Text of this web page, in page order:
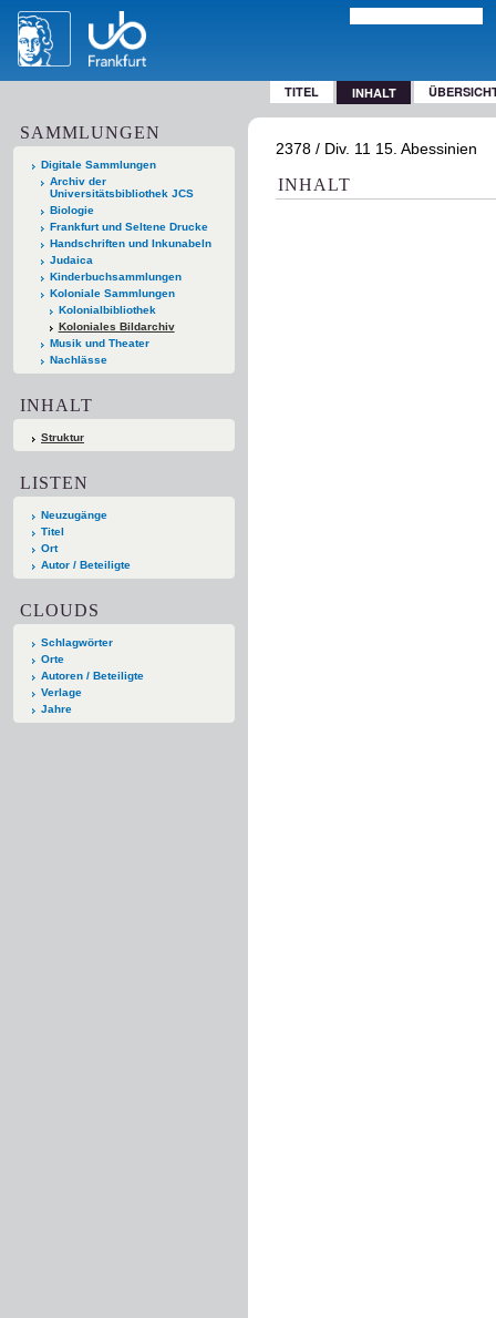
TITEL INHALT
SAMMLUNGEN
Digitale Sammlungen
Archiv der
Universitätsbibliothek JCS
Biologie
Frankfurt und Seltene Drucke
Handschriften und Inkunabeln
Judaica
Kinderbuchsammlungen
Koloniale Sammlungen
Kolonialbibliothek
Koloniales Bildarchiv
Musik und Theater
Nachlässe
INHALT
Struktur
LISTEN
Neuzugänge
Titel
Ort
Autor / Beteiligte
CLOUDS
Schlagwörter
Orte
Autoren / Beteiligte
Verlage
Jahre
2378 / Div. 11 15. Abessinien
INHALT